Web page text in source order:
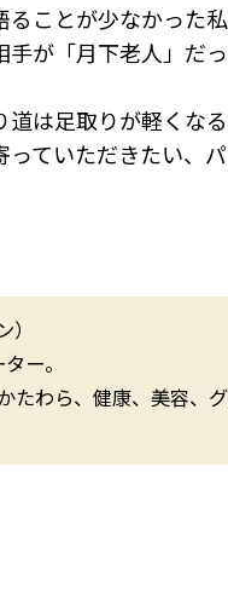
ことが少なかった私
が「月下老人」だっ
は足取りが軽くなる
ていただきたい、パ
ー。
たわら、健康、美容、